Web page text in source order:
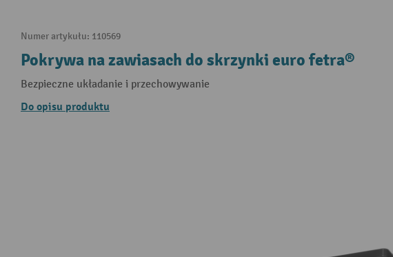
Numer artykułu: 110569
Pokrywa na zawiasach do skrzynki euro fetra®
Bezpieczne układanie i przechowywanie
Do opisu produktu